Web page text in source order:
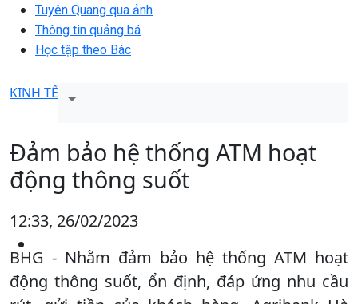
Tuyên Quang qua ảnh
Thông tin quảng bá
Học tập theo Bác
KINH TẾ
Đảm bảo hệ thống ATM hoạt
động thông suốt
12:33, 26/02/2023
BHG - Nhằm đảm bảo hệ thống ATM hoạt
động thông suốt, ổn định, đáp ứng nhu cầu